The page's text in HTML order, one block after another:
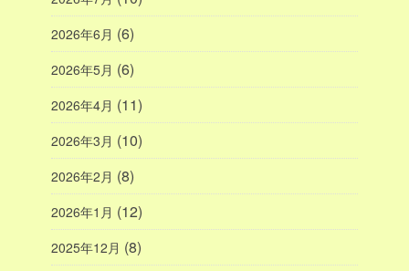
2026年6月 (6)
2026年5月 (6)
2026年4月 (11)
2026年3月 (10)
2026年2月 (8)
2026年1月 (12)
2025年12月 (8)